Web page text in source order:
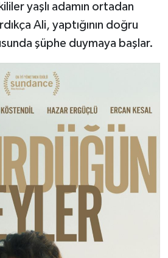
yaşlı adamın ortadan
Ali, yaptığının doğru
şüphe duymaya başlar.